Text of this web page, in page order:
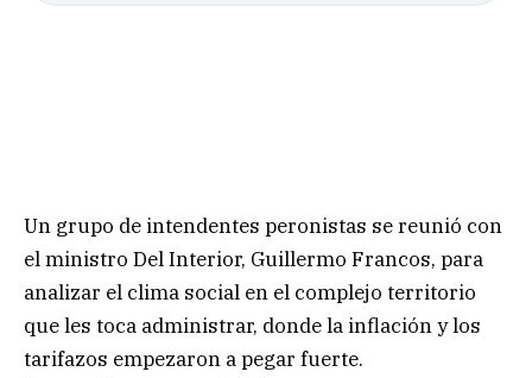
Un grupo de intendentes peronistas se reunió con
el ministro Del Interior, Guillermo Francos, para
analizar el clima social en el complejo territorio
que les toca administrar, donde la inflación y los
tarifazos empezaron a pegar fuerte.